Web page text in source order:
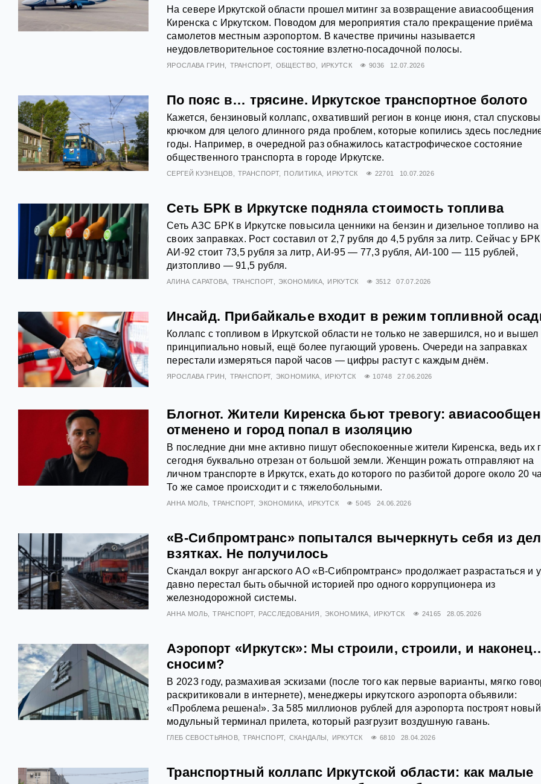
На севере Иркутской области прошел митинг за возвращение авиасообщения
Киренска с Иркутском. Поводом для мероприятия стало прекращение приёма
самолетов местным аэропортом. В качестве причины называется
неудовлетворительное состояние взлетно-посадочной полосы.
ЯРОСЛАВА ГРИН ТРАНСПОРТ ОБЩЕСТВО ИРКУТСК 9036 12.07.2026
По пояс в… трясине. Иркутское транспортное болото
Кажется, бензиновый коллапс, охвативший регион в конце июня, стал
крючком для целого длинного ряда проблем, которые копились здесь
годы. Например, в очередной раз обнажилось катастрофическое состояние
общественного транспорта в городе Иркутске.
СЕРГЕЙ КУЗНЕЦОВ ТРАНСПОРТ ПОЛИТИКА ИРКУТСК 22701 10.07.2026
Сеть БРК в Иркутске подняла стоимость топлива
Сеть АЗС БРК в Иркутске повысила ценники на бензин и дизельное топливо на
своих заправках. Рост составил от 2,7 рубля до 4,5 рубля за литр. Сейчас у БРК
АИ‑92 стоит 73,5 рубля за литр, АИ‑95 — 77,3 рубля, АИ‑100 — 115 рублей,
дизтопливо — 91,5 рубля.
АЛИНА САРАТОВА ТРАНСПОРТ ЭКОНОМИКА ИРКУТСК 3512 07.07.2026
Инсайд. Прибайкалье входит в режим топливной
Коллапс с топливом в Иркутской области не только не завершился, но и вышел
принципиально новый, ещё более пугающий уровень. Очереди на заправках
перестали измеряться парой часов — цифры растут с каждым днём.
ЯРОСЛАВА ГРИН ТРАНСПОРТ ЭКОНОМИКА ИРКУТСК 10748 27.06.2026
Блогнот. Жители Киренска бьют тревогу:
отменено и город попал в изоляцию
В последние дни мне активно пишут обеспокоенные жители Киренска, ведь их
сегодня буквально отрезан от большой земли. Женщин рожать отправляют на
личном транспорте в Иркутск, ехать до которого по разбитой дороге около 20
То же самое происходит и с тяжелобольными.
АННА МОЛЬ ТРАНСПОРТ ЭКОНОМИКА ИРКУТСК 5045 24.06.2026
«В-Сибпромтранс» попытался вычеркнуть себя из
взятках. Не получилось
Скандал вокруг ангарского АО «В-Сибпромтранс» продолжает разрастаться и
давно перестал быть обычной историей про одного коррупционера из
железнодорожной системы.
АННА МОЛЬ ТРАНСПОРТ РАССЛЕДОВАНИЯ ЭКОНОМИКА ИРКУТСК 24165 28.05.2026
Аэропорт «Иркутск»: Мы строили, строили, и
сносим?
В 2023 году, размахивая эскизами (после того как первые варианты, мягко
раскритиковали в интернете), менеджеры иркутского аэропорта объявили:
«Проблема решена!». За 585 миллионов рублей для аэропорта построят новый
модульный терминал прилета, который разгрузит воздушную гавань.
ГЛЕБ СЕВОСТЬЯНОВ ТРАНСПОРТ СКАНДАЛЫ ИРКУТСК 6810 28.04.2026
Транспортный коллапс Иркутской области: как малые